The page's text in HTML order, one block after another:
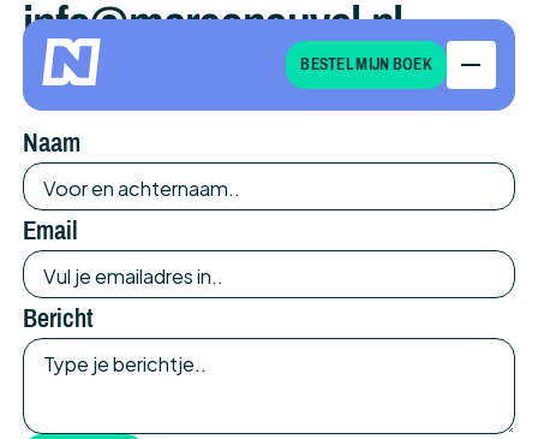
info@marconeuvel.nl
+31 618485489
Naam
Email
Bericht
BESTEL MIJN BOEK